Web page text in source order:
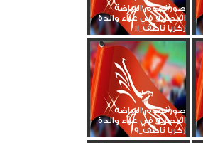
صور نجوم الرياضة
المصرية في عزاء والدة
زكريا ناصف_11
صور نجوم الرياضة
المصرية في عزاء والدة
زكريا ناصف_9